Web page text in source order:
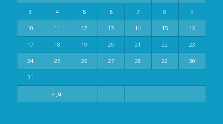
« Jul
3 4 5 6 7 8 9
10 11 12 13 14 15 16
17 18 19 20 21 22 23
24 25 26 27 28 29 30
31